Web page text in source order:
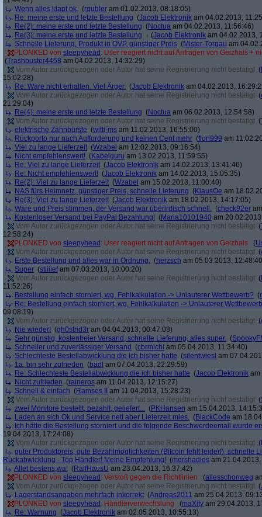
Wenn alles klapt ok. (rgubler am 01.02.2013, 08:18:05)
Re: meine erste und letzte Bestellung (Jacob Elektronik am 04.02.2013,
Re(2): meine erste und letzte Bestellung (Noctua am 04.02.2013, 11:56:46)
Re(3): meine erste und letzte Bestellung
(Jacob Elektronik am 04.02.2013,
Schnelle Lieferung, Produkt in OVP, günstiger Preis (Mister-Torgau am
PLONKED von sleepyhead : User reagiert nicht auf Anfragen von Geizhals +
(Trashbuster4458 am 04.02.2013, 14:32:29)
Vom Autor zurückgezogen oder Autor hat seine Registrierung nicht bestätigt (
15:02:28)
Re: Ware nicht erhalten. Viel Ärger. (Jacob Elektronik am 04.02.2013,
Vom Autor zurückgezogen oder Autor hat seine Registrierung nicht bestätigt (
21:29:04)
Re(4): meine erste und letzte Bestellung (Noctua am 06.02.2013, 12:54:58)
Vom Autor zurückgezogen oder Autor hat seine Registrierung nicht bestätigt (
elektrische Zahnbürste (witti-ms am 11.02.2013, 16:55:00)
Rückporto nur nach Aufforderung und keinen Cent mehr (flori999 am
Viel zu lange Lieferzeit (Wzabel am 12.02.2013, 09:16:54)
Nicht empfehlenswert! (Kabelguru am 13.02.2013, 11:59:55)
Re: Viel zu lange Lieferzeit (Jacob Elektronik am 14.02.2013, 13:41:46)
Re: Nicht empfehlenswert! (Jacob Elektronik am 14.02.2013, 15:05:35)
Re(2): Viel zu lange Lieferzeit (Wzabel am 15.02.2013, 11:00:40)
NAS fürs Heimnetz, günstiger Preis, schnelle Lieferung (KlausOe am
Re(3): Viel zu lange Lieferzeit (Jacob Elektronik am 18.02.2013, 14:17:05)
Ware und Preis stimmen, der Versand war überirdisch schnell. (check92er
Kostenloser Versand bei PayPal Bezahlung! (Maria10101940 am
Vom Autor zurückgezogen oder Autor hat seine Registrierung nicht bestätigt (
12:58:24)
PLONKED von sleepyhead : User reagiert nicht auf Anfragen von Geizhals (
Vom Autor zurückgezogen oder Autor hat seine Registrierung nicht bestätigt (
Erste Bestellung und alles war in Ordnung. (herzsch am 05.03.2013,
Super (stiiiiefam 07.03.2013, 10:00:20)
Vom Autor zurückgezogen oder Autor hat seine Registrierung nicht bestätigt (
11:52:26)
Bestellung einfach storniert, wg. Fehlkalkulation -> Unlauterer Wettbewerb? (
Re: Bestellung einfach storniert, wg. Fehlkalkulation -> Unlauterer
09:08:19)
Vom Autor zurückgezogen oder Autor hat seine Registrierung nicht bestätigt (
Nie wieder! (gh0strid3r am 04.04.2013, 00:47:03)
Sehr günstig, kostenfreier Versand, schnelle Lieferung, alles super. (
Schneller und zuverlässiger Versand (cbrmichi am 05.04.2013, 11:34:40)
Schlechteste Bestellabwicklung die ich bisher hatte (silentwiesl am
1a, bin sehr zufrieden (bädl am 07.04.2013, 22:29:59)
Re: Schlechteste Bestellabwicklung die ich bisher hatte (Jacob Elektronik am
Nicht zufrieden (raineros am 11.04.2013, 12:15:27)
Schnell & einfach (Ramses II
am 11.04.2013, 15:28:23)
Vom Autor zurückgezogen oder Autor hat seine Registrierung nicht bestätigt (
zwei Monitore bestellt, bezahlt, geliefert... (PKHansen am 15.04.2013,
Laden an sich Ok und Service nett aber Lieferzeit mies. (BlackCode am
Ich hätte die Bestellung storniert und die folgende Beschwerdeemail wurde
19.04.2013, 17:24:08)
Vom Autor zurückgezogen oder Autor hat seine Registrierung nicht bestätigt (
guter Produktpreis, gute Bezahlmöglichkeiten (Bitcoin fehlt leider!), schnelle
Rückabwicklung - Top Händler! Meine Empfehlung! (mershadies am
Allet bestens,wa! (RalfHausU am 23.04.2013, 16:37:42)
PLONKED von sleepyhead : Verstoß gegen die Richtlinien (allesschonweg
Vom Autor zurückgezogen oder Autor hat seine Registrierung nicht bestätigt (
Lagerstandsangaben mehrfach inkorrekt (Andreas2011 am 25.04.2013,
PLONKED von sleepyhead : Händlerverwechslung (maXity am 29.04.2013,
Re: Warnung (Jacob Elektronik am 02.05.2013, 10:55:13)